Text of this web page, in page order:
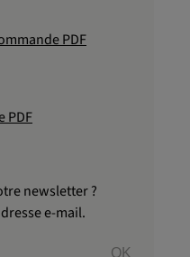
PDF
PDF
newsletter ?
e-mail.